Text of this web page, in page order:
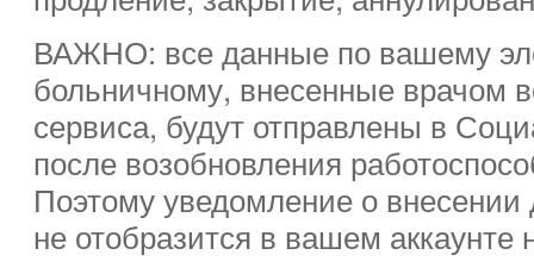
ВАЖНО: все данные по вашему
больничному, внесенные врачом
сервиса, будут отправлены в
после возобновления
Поэтому уведомление о
не отобразится в вашем аккаунте